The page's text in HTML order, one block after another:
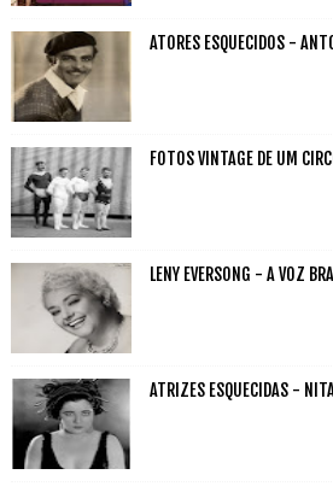
ATORES ESQUECIDOS -
FOTOS VINTAGE DE UM
LENY EVERSONG - A VOZ
ATRIZES ESQUECIDAS -